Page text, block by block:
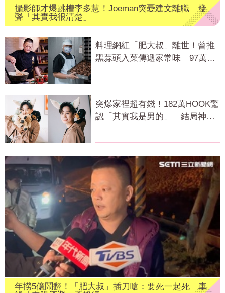
攝影師才爆跳槽李多慧！Joeman突憂建文離職 發
聲「其實我很清楚」
料理網紅「肥大叔」離世！曾推
黑蒜頭入菜傳遞家常味 97萬粉
突爆家裡超有錢！182萬HOOK驚
認「其實我是男的」 結局神反
年撈5億鬧翻！「肥大叔」插刀嗆：要死一起死 車